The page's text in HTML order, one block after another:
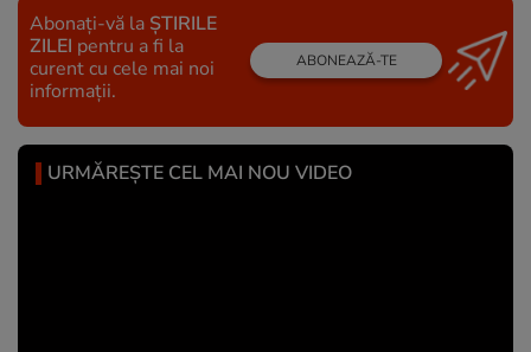
Abonați-vă la ȘTIRILE
ZILEI pentru a fi la
curent cu cele mai noi
informații.
ABONEAZĂ-TE
URMĂREȘTE CEL MAI NOU VIDEO